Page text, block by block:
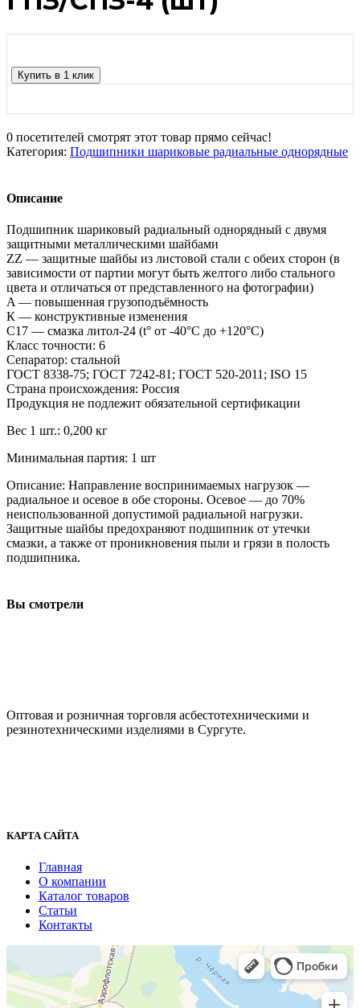
Купить в 1 клик
0 посетителей смотрят этот товар прямо сейчас!
Категория: Подшипники шариковые радиальные однорядные
Описание
Подшипник шариковый радиальный однорядный с двумя
защитными металлическими шайбами
ZZ — защитные шайбы из листовой стали с обеих сторон (в
зависимости от партии могут быть желтого либо стального
цвета и отличаться от представленного на фотографии)
A — повышенная грузоподъёмность
К — конструктивные изменения
С17 — смазка литол-24 (t° от -40°С до +120°С)
Класс точности: 6
Сепаратор: стальной
ГОСТ 8338-75; ГОСТ 7242-81; ГОСТ 520-2011; ISO 15
Страна происхождения: Россия
Продукция не подлежит обязательной сертификации
Вес 1 шт.: 0,200 кг
Минимальная партия: 1 шт
Описание: Направление воспринимаемых нагрузок —
радиальное и осевое в обе стороны. Осевое — до 70%
неиспользованной допустимой радиальной нагрузки.
Защитные шайбы предохраняют подшипник от утечки
смазки, а также от проникновения пыли и грязи в полость
подшипника.
Вы смотрели
Оптовая и розничная торговля асбестотехническими и
резинотехническими изделиями в Сургуте.
КАРТА САЙТА
Главная
О компании
Каталог товаров
Статьи
Контакты